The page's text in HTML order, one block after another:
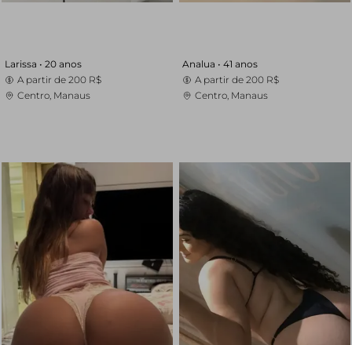
Larissa • 20 anos
A partir de 200 R$
Centro, Manaus
Analua • 41 anos
A partir de 200 R$
Centro, Manaus